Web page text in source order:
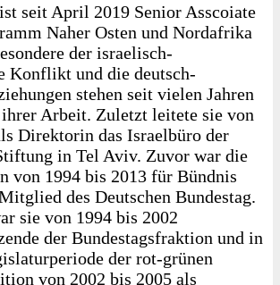
seit April 2019 Senior Asscoiate
Naher Osten und Nordafrika
der israelisch-
Konflikt und die deutsch-
stehen seit vielen Jahren
Arbeit. Zuletzt leitete sie von
Direktorin das Israelbüro der
in Tel Aviv. Zuvor war die
von 1994 bis 2013 für Bündnis
des Deutschen Bundestag.
sie von 1994 bis 2002
der Bundestagsfraktion und in
der rot-grünen
von 2002 bis 2005 als